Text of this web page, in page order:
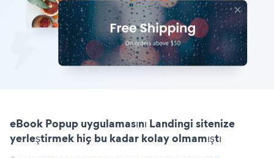
eBook Popup uygulamasını Landingi sitenize
yerleştirmek hiç bu kadar kolay olmamıştı